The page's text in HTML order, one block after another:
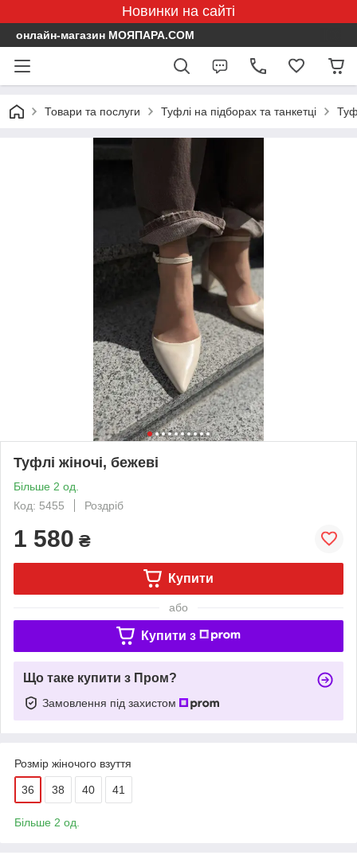
Новинки на сайті
онлайн-магазин МОЯПАРА.COM
Товари та послуги Туфлі на підборах та танкетці
Туфлі жіночі, бежеві
Більше 2 од.
Код: 5455
Роздріб
1 580 ₴
Купити
або
Купити з
Що таке купити з Пром?
Замовлення під захистом
Розмір жіночого взуття
36 38 40 41
Більше 2 од.